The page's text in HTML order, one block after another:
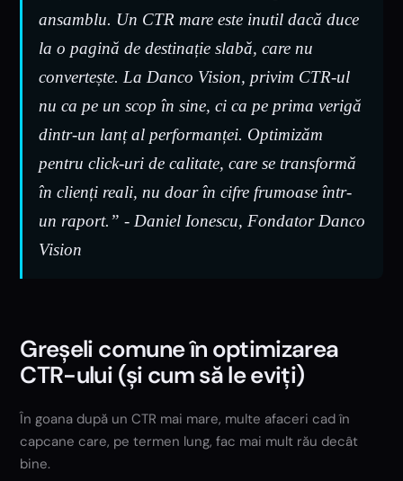
ansamblu. Un CTR mare este inutil dacă duce
la o pagină de destinație slabă, care nu
convertește. La Danco Vision, privim CTR-ul
nu ca pe un scop în sine, ci ca pe prima verigă
dintr-un lanț al performanței. Optimizăm
pentru click-uri de calitate, care se transformă
în clienți reali, nu doar în cifre frumoase într-
un raport.” - Daniel Ionescu, Fondator Danco
Vision
Greșeli comune în optimizarea
CTR-ului (și cum să le eviți)
În goana după un CTR mai mare, multe afaceri cad în
capcane care, pe termen lung, fac mai mult rău decât
bine.